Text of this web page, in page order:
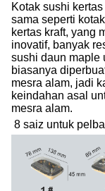
Kotak sushi
sama seperti
kertas kraft, yang
inovatif, banyak
sushi daun maple
biasanya
mesra alam, jadi
keindahan asal
mesra alam.
8 saiz untuk